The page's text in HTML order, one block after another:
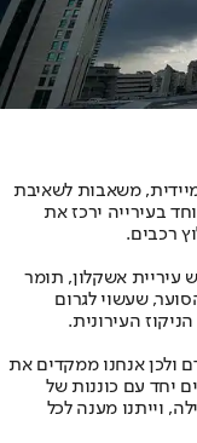
משאבות לשאיבת
בעירייה ירכז את
רכבים.
עיריית אשקלון, תומר
שעשוי לגרום
העירונית.
ולכן אנחנו ממקדים את
יחד עם כוננות של
וייתנו מענה לכל